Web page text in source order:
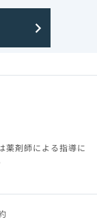
薬剤師による指導に